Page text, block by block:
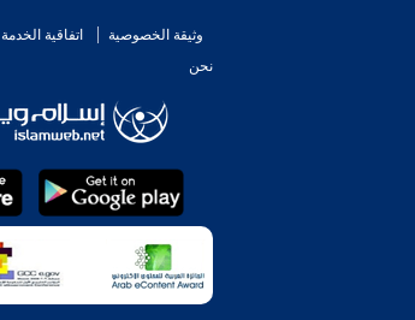
وثيقة الخصوصية اتفاقية الخدمة
نحن